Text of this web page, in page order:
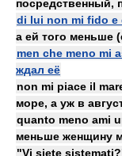
посредственный,
di lui non mi fido e
а ей того меньше
men che meno mi
ждал её
non mi piace il
море, а уж в
quanto meno ami
меньше женщину
"Vi siete